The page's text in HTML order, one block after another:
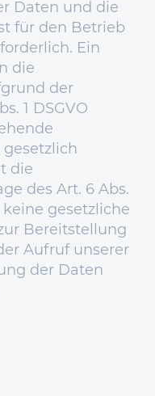
Daten und die
für den Betrieb
Ein
die
der
1 DSGVO
die
des Art. 6 Abs.
keine gesetzliche
Bereitstellung
Aufruf unserer
der Daten